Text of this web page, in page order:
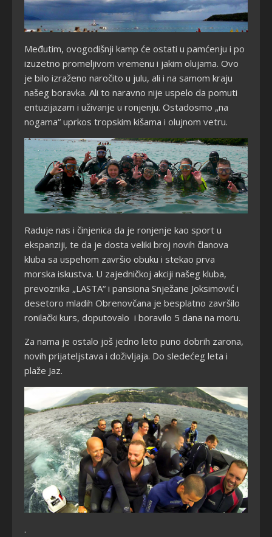
Međutim, ovogodišnji kamp će ostati u pamćenju i po
izuzetno promeljivom vremenu i jakim olujama. Ovo
je bilo izraženo naročito u julu, ali i na samom kraju
našeg boravka. Ali to naravno nije uspelo da pomuti
entuzijazam i uživanje u ronjenju. Ostadosmo „na
nogama“ uprkos tropskim kišama i olujnom vetru.
Raduje nas i činjenica da je ronjenje kao sport u
ekspanziji, te da je dosta veliki broj novih članova
kluba sa uspehom završio obuku i stekao prva
morska iskustva. U zajedničkoj akciji našeg kluba,
prevoznika „LASTA“ i pansiona Snježane Joksimović i
desetoro mladih Obrenovčana je besplatno završilo
ronilački kurs, doputovalo i boravilo 5 dana na moru.
Za nama je ostalo još jedno leto puno dobrih zarona,
novih prijateljstava i doživljaja. Do sledećeg leta i
plaže Jaz.
.